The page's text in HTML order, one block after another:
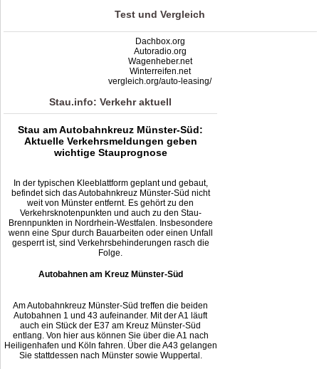
Test und Vergleich
Dachbox.org
Autoradio.org
Wagenheber.net
Winterreifen.net
vergleich.org/auto-leasing/
Stau.info: Verkehr aktuell
Stau am Autobahnkreuz Münster-Süd:
Aktuelle Verkehrsmeldungen geben
wichtige Stauprognose
In der typischen Kleeblattform geplant und gebaut,
befindet sich das Autobahnkreuz Münster-Süd nicht
weit von Münster entfernt. Es gehört zu den
Verkehrsknotenpunkten und auch zu den Stau-
Brennpunkten in Nordrhein-Westfalen. Insbesondere
wenn eine Spur durch Bauarbeiten oder einen Unfall
gesperrt ist, sind Verkehrsbehinderungen rasch die
Folge.
Autobahnen am Kreuz Münster-Süd
Am Autobahnkreuz Münster-Süd treffen die beiden
Autobahnen 1 und 43 aufeinander. Mit der A1 läuft
auch ein Stück der E37 am Kreuz Münster-Süd
entlang. Von hier aus können Sie über die A1 nach
Heiligenhafen und Köln fahren. Über die A43 gelangen
Sie stattdessen nach Münster sowie Wuppertal.